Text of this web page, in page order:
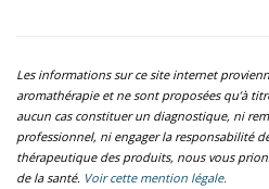
Les informations sur ce site internet
aromathérapie et ne sont proposées qu’à
aucun cas constituer un diagnostique, ni
professionnel, ni engager la responsabilité
thérapeutique des produits, nous vous
de la santé. Voir cette mention légale.